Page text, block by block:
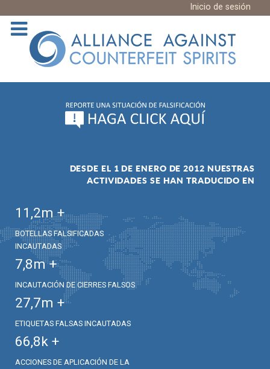
Inicio de sesión
DESDE EL 1 DE ENERO DE 2012 NUESTRAS
ACTIVIDADES SE HAN TRADUCIDO EN
11,2m +
BOTELLAS FALSIFICADAS
INCAUTADAS
7,8m +
INCAUTACIÓN DE CIERRES FALSOS
27,7m +
ETIQUETAS FALSAS INCAUTADAS
66,8k +
ACCIONES DE APLICACIÓN DE LA